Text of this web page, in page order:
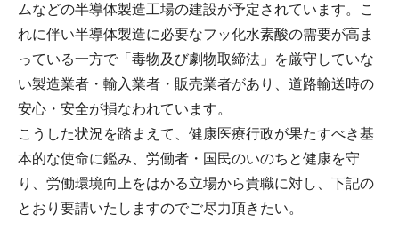
ムなどの半導体製造工場の建設が予定されています。こ
れに伴い半導体製造に必要なフッ化水素酸の需要が高ま
っている一方で「毒物及び劇物取締法」を厳守していな
い製造業者・輸入業者・販売業者があり、道路輸送時の
安心・安全が損なわれています。
こうした状況を踏まえて、健康医療行政が果たすべき基
本的な使命に鑑み、労働者・国民のいのちと健康を守
り、労働環境向上をはかる立場から貴職に対し、下記の
とおり要請いたしますのでご尽力頂きたい。